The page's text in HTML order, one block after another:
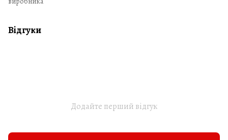
Відгуки
Додайте перший відгук